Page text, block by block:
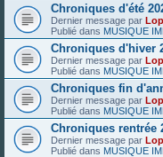
Chroniques d'été
Dernier message par
Publié dans MUSIQUE
Chroniques d'hiver
Dernier message par
Publié dans MUSIQUE
Chroniques fin
Dernier message par
Publié dans MUSIQUE
Chroniques rentrée
Dernier message par
Publié dans MUSIQUE